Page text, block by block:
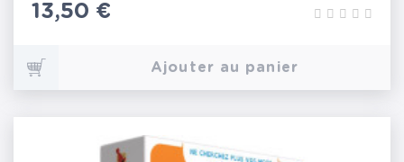
Prix
13,50 €
Ajouter au panier